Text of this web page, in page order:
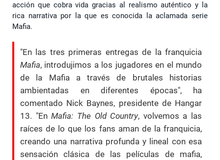
acción que cobra vida gracias al realismo auténtico y la
rica narrativa por la que es conocida la aclamada serie
Mafia.
"En las tres primeras entregas de la franquicia
Mafia, introdujimos a los jugadores en el mundo
de la Mafia a través de brutales historias
ambientadas en diferentes épocas", ha
comentado Nick Baynes, presidente de Hangar
13. "EnMafia: The Old Country, volvemos a las
raíces de lo que los fans aman de la franquicia,
creando una narrativa profunda y lineal con esa
sensación clásica de las películas de mafia,